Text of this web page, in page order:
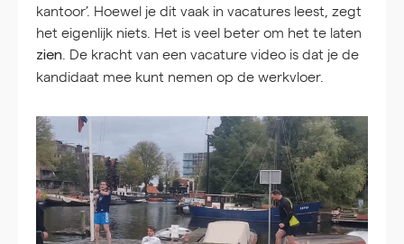
kantoor’. Hoewel je dit vaak in vacatures leest, zegt
het eigenlijk niets. Het is veel beter om het te laten
zien . De kracht van een vacature video is dat je de
kandidaat mee kunt nemen op de werkvloer.